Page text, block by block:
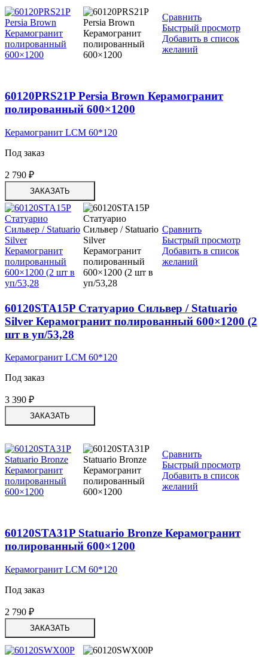
Сравнить
Быстрый просмотр
Добавить в список
желаний
60120PRS21P Persia Brown Керамогранит
полированный 600×1200
Керамогранит LCM 60*120
Под заказ
2 790 ₽
ЗАКАЗАТЬ
Сравнить
Быстрый просмотр
Добавить в список
желаний
60120STA15P Статуарио Сильвер / Statuario
Silver Керамогранит полированный 600×1200 (2
шт в уп/53,28
Керамогранит LCM 60*120
Под заказ
3 390 ₽
ЗАКАЗАТЬ
Сравнить
Быстрый просмотр
Добавить в список
желаний
60120STA31P Statuario Bronze Керамогранит
полированный 600×1200
Керамогранит LCM 60*120
Под заказ
2 790 ₽
ЗАКАЗАТЬ